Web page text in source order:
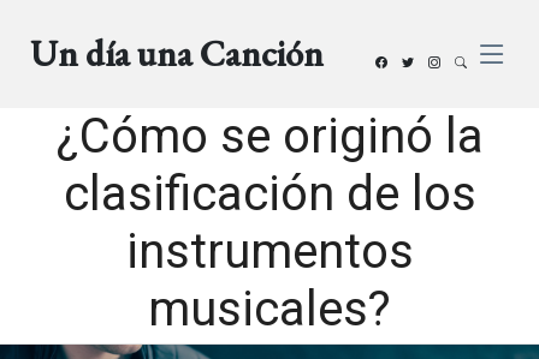
Un día una Canción
¿Cómo se originó la
clasificación de los
instrumentos
musicales?